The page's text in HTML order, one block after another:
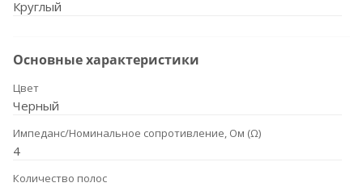
Круглый
Основные характеристики
Цвет
Черный
Импеданс/Номинальное сопротивление, Ом (Ω)
4
Количество полос